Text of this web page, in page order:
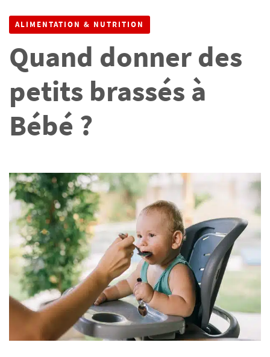
ALIMENTATION & NUTRITION
Quand donner des
petits brassés à
Bébé ?